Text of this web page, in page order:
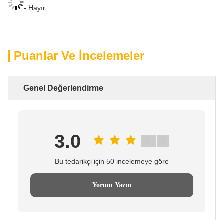
- Hayır.
Puanlar Ve İncelemeler
Genel Değerlendirme
3.0
Bu tedarikçi için 50 incelemeye göre
Yorum Yazın